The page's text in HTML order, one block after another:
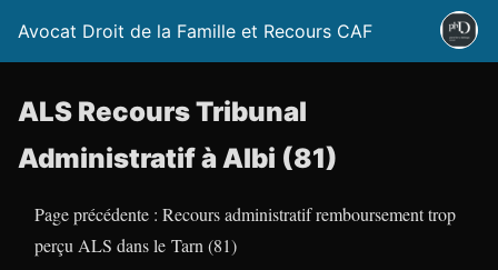
Avocat Droit de la Famille et Recours CAF
ALS Recours Tribunal
Administratif à Albi (81)
Page précédente : Recours administratif remboursement trop
perçu ALS dans le Tarn (81)